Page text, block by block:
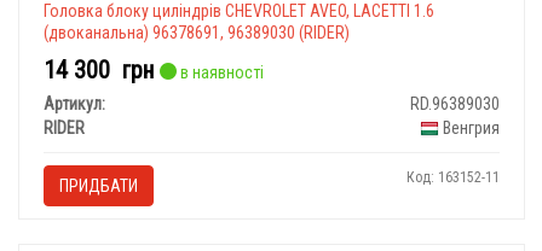
Головка блоку циліндрів CHEVROLET AVEO, LACETTI 1.6
(двоканальна) 96378691, 96389030 (RIDER)
14 300 грн
в наявності
Артикул:
RD.96389030
RIDER
Венгрия
ПРИДБАТИ Код: 163152-11